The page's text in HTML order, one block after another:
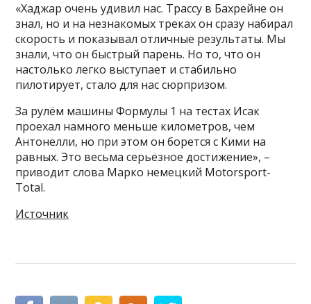
«Хаджар очень удивил нас. Трассу в Бахрейне он
знал, но и на незнакомых треках он сразу набирал
скорость и показывал отличные результаты. Мы
знали, что он быстрый парень. Но то, что он
настолько легко выступает и стабильно
пилотирует, стало для нас сюрпризом.
За рулём машины Формулы 1 на тестах Исак
проехал намного меньше километров, чем
Антонелли, но при этом он борется с Кими на
равных. Это весьма серьёзное достижение», –
приводит слова Марко немецкий Motorsport-
Total.
Источник